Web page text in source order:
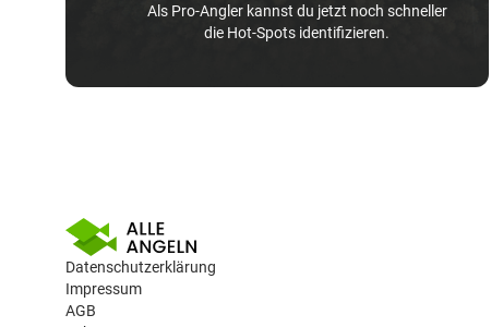
Als Pro-Angler kannst du jetzt noch schneller
die Hot-Spots identifizieren.
Datenschutzerklärung
Impressum
AGB